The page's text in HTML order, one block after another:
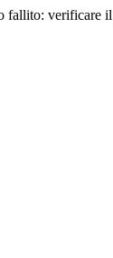
fallito: verificare